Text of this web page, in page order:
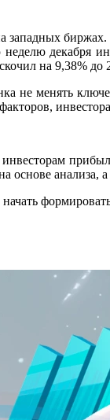
западных
декабря
на 9,38% до
не менять
анализа,